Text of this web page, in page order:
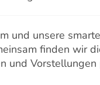
und unsere
finden wir
und Vorstellungen